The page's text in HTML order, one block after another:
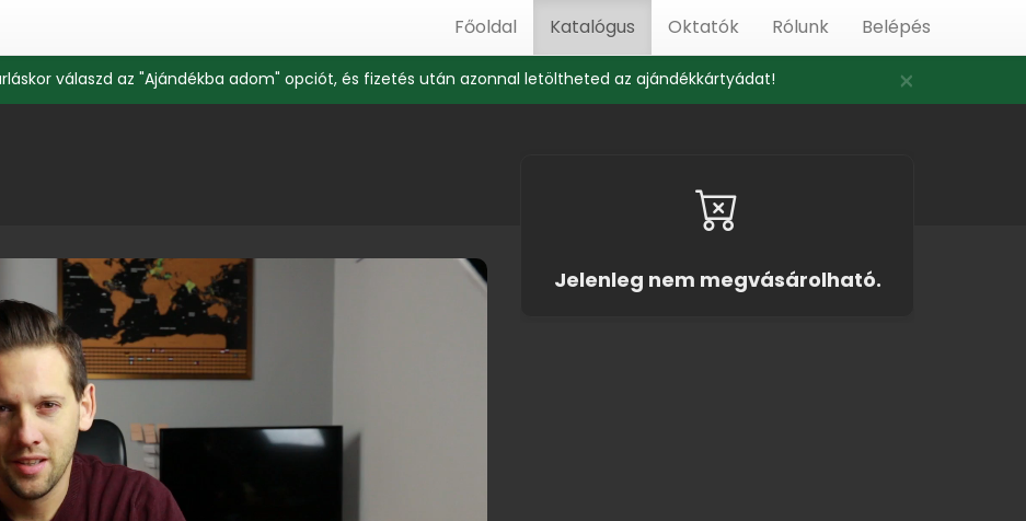
Főoldal Katalógus Oktatók Rólunk Belépés
válaszd az "Ajándékba adom" opciót, és fizetés után azonnal letöltheted az ajándékkártyádat! ×
Jelenleg nem megvásárolható.